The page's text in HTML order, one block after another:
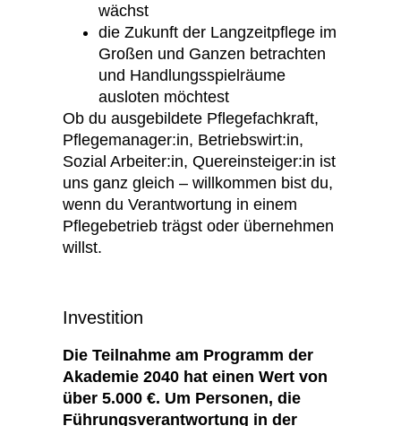
wächst
die Zukunft der Langzeitpflege im
Großen und Ganzen betrachten
und Handlungsspielräume
ausloten möchtest
Ob du ausgebildete Pflegefachkraft,
Pflegemanager:in, Betriebswirt:in,
Sozial Arbeiter:in, Quereinsteiger:in ist
uns ganz gleich – willkommen bist du,
wenn du Verantwortung in einem
Pflegebetrieb trägst oder übernehmen
willst.
Investition
Die Teilnahme am Programm der
Akademie 2040 hat einen Wert von
über 5.000 €. Um Personen, die
Führungsverantwortung in der